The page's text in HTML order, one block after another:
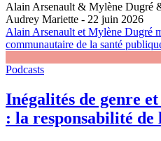
Alain Arsenault & Mylène Dugré
Audrey Mariette - 22 juin 2026
Alain Arsenault et Mylène Dugré
communautaire de la santé
Podcasts
Inégalités de genre
: la responsabilité de